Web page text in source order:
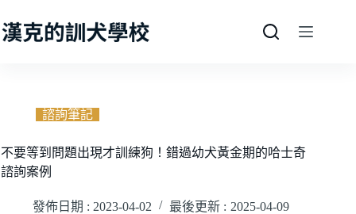
至
諮詢筆記
不要等到問題出現才訓練狗！錯過幼犬黃金期的哈士奇
諮詢案例
發佈日期 : 2023-04-02 最後更新 : 2025-04-09